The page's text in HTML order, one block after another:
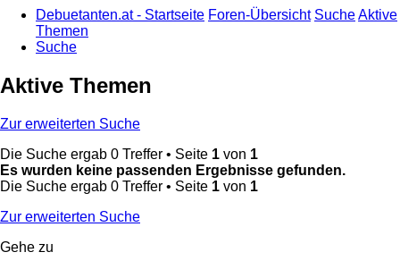
Debuetanten.at - Startseite Foren-Übersicht SucheAktive
Themen
Suche
Aktive Themen
Zur erweiterten Suche
Die Suche ergab 0 Treffer • Seite 1 von 1
Es wurden keine passenden Ergebnisse gefunden.
Die Suche ergab 0 Treffer • Seite 1 von 1
Zur erweiterten Suche
Gehe zu